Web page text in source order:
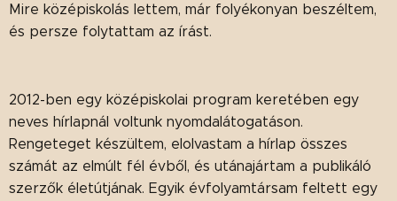
Mire középiskolás lettem, már folyékonyan beszéltem,
és persze folytattam az írást.
2012-ben egy középiskolai program keretében egy
neves hírlapnál voltunk nyomdalátogatáson.
Rengeteget készültem, elolvastam a hírlap összes
számát az elmúlt fél évből, és utánajártam a publikáló
szerzők életútjának. Egyik évfolyamtársam feltett egy